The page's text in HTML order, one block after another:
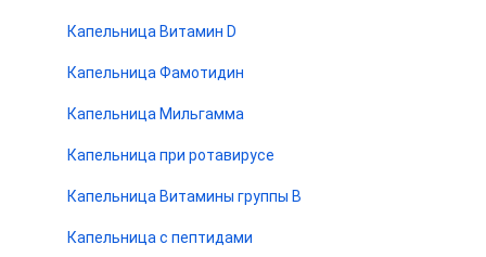
Капельница Витамин D
Капельница Фамотидин
Капельница Мильгамма
Капельница при ротавирусе
Капельница Витамины группы B
Капельница с пептидами